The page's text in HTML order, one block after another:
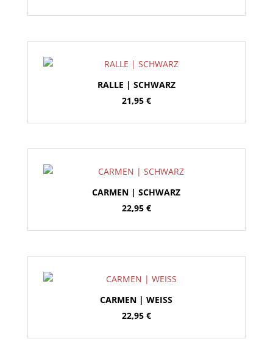
RALLE | SCHWARZ
21,95 €
CARMEN | SCHWARZ
22,95 €
CARMEN | WEISS
22,95 €